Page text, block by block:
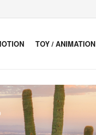
TOY / ANIMATION